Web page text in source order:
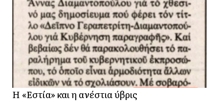
Η «Εστία» και η ανέστια ύβρις